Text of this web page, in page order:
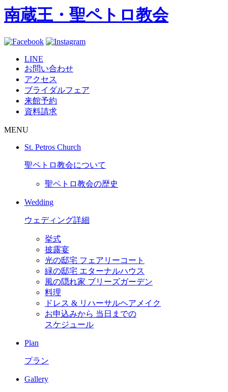
南蔵王・聖ペトロ教会
LINE
お問い合わせ
アクセス
ブライダルフェア
来館予約
資料請求
MENU
St. Petros Church
聖ペトロ教会について
聖ペトロ教会の歴史
Wedding
ウェディング詳細
挙式
披露宴
光の邸宅 フェアリーコート
緑の邸宅 エターナルハウス
風の隠れ家 ブリーズガーデン
料理
ドレス & リハーサルヘアメイク
お申込みから 当日までの
スケジュール
Plan
プラン
Gallery